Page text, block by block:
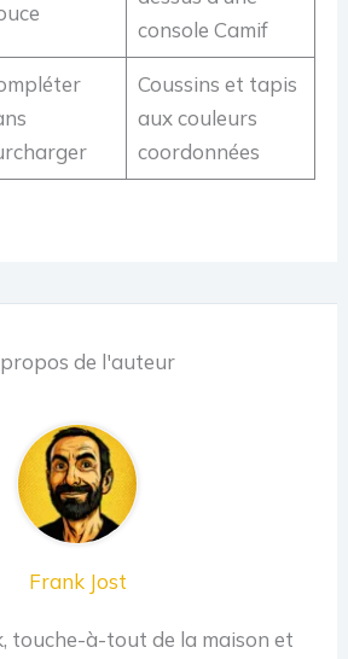
console Camif
Coussins et tapis
aux couleurs
coordonnées
de l'auteur
Frank Jost
touche-à-tout de la maison et